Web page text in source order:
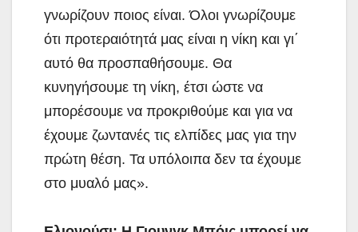
γνωρίζουν ποιος είναι. Όλοι γνωρίζουμε
ότι προτεραιότητά μας είναι η νίκη και γι΄
αυτό θα προσπαθήσουμε. Θα
κυνηγήσουμε τη νίκη, έτσι ώστε να
μπορέσουμε να προκριθούμε και για να
έχουμε ζωντανές τις ελπίδες μας για την
πρώτη θέση. Τα υπόλοιπα δεν τα έχουμε
στο μυαλό μας».